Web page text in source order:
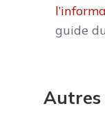
guide
Autres